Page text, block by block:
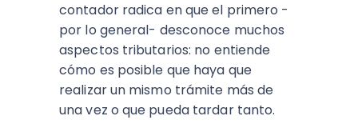
contador radica en que el primero -
por lo general- desconoce muchos
aspectos tributarios: no entiende
cómo es posible que haya que
realizar un mismo trámite más de
una vez o que pueda tardar tanto.